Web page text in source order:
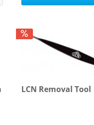
LCN Removal Tool